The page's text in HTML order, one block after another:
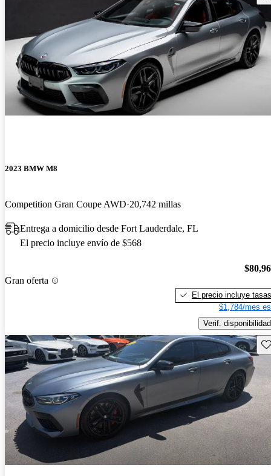
2023 BMW M8
Competition Gran Coupe AWD 20,742 millas
Entrega a domicilio desde Fort Lauderdale, FL
El precio incluye envío de $568
Gran oferta
El precio incluye tasas
$1,784/mes
Verif. disponibilidad